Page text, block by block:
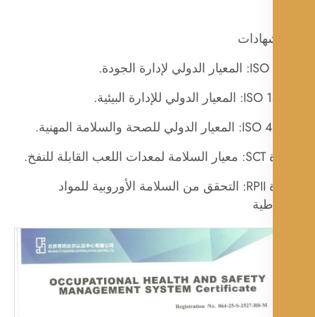
شهادة RPII: التحقق من السلامة الأوروبية للمواد